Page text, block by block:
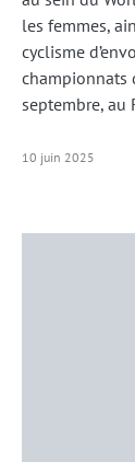
les femmes,
cyclisme
championnats
septembre, au
10 juin 2025